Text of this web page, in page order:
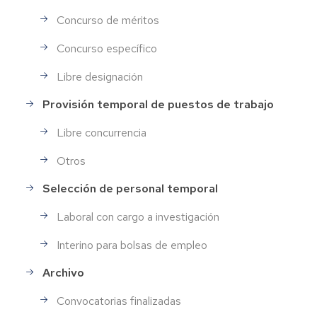
Concurso de méritos
Concurso específico
Libre designación
Provisión temporal de puestos de trabajo
Libre concurrencia
Otros
Selección de personal temporal
Laboral con cargo a investigación
Interino para bolsas de empleo
Archivo
Convocatorias finalizadas